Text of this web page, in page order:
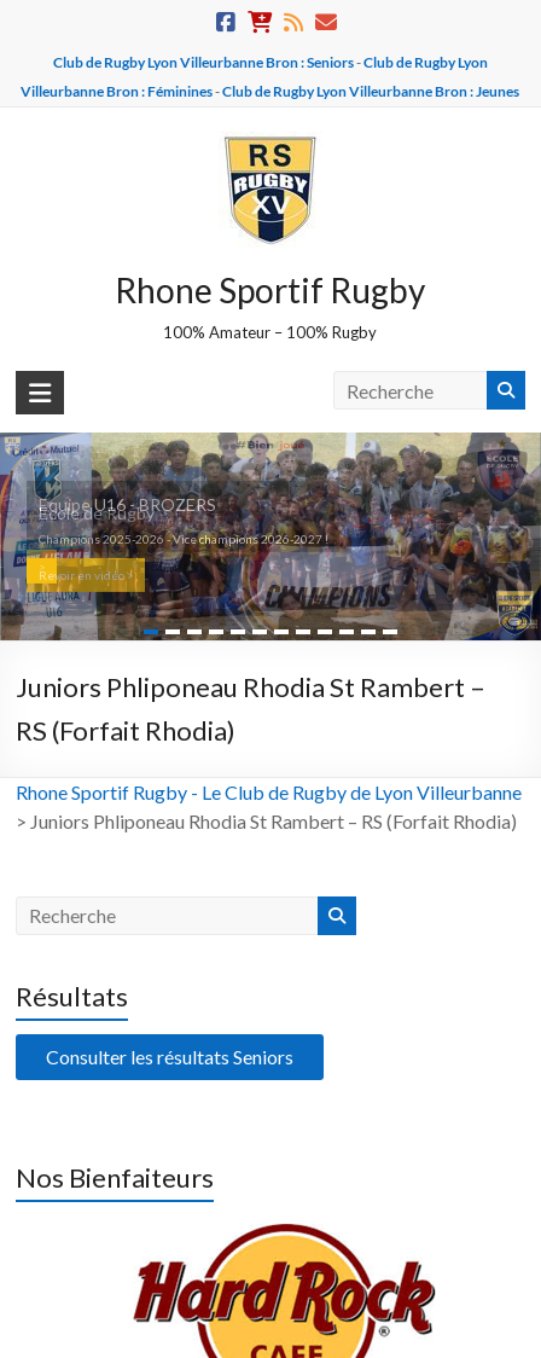
content
Club de Rugby Lyon Villeurbanne Bron : Seniors-Club de Rugby Lyon
Villeurbanne Bron : Féminines-Club de Rugby Lyon Villeurbanne Bron : Jeunes
Rhone Sportif Rugby
100% Amateur – 100% Rugby
Equipe U16 - BROZERS
Champions 2025-2026 - Vice champions 2026-2027 !
Revoir en vidéo >
Ecole de Rugby
>
Juniors Phliponeau Rhodia St Rambert –
RS (Forfait Rhodia)
Rhone Sportif Rugby - Le Club de Rugby de Lyon Villeurbanne
> Juniors Phliponeau Rhodia St Rambert – RS (Forfait Rhodia)
Résultats
Consulter les résultats Seniors
Nos Bienfaiteurs